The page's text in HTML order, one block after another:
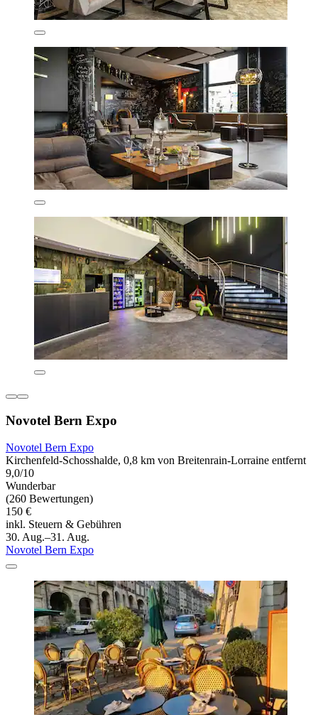
Novotel Bern Expo
Novotel Bern Expo
Kirchenfeld-Schosshalde, 0,8 km von Breitenrain-Lorraine entfernt
9,0/10
Wunderbar
(260 Bewertungen)
150 €
inkl. Steuern & Gebühren
30. Aug.–31. Aug.
Novotel Bern Expo